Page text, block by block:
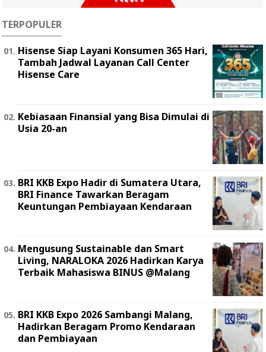
TERPOPULER
Hisense Siap Layani Konsumen 365 Hari,
Tambah Jadwal Layanan Call Center
Hisense Care
Kebiasaan Finansial yang Bisa Dimulai di
Usia 20-an
BRI KKB Expo Hadir di Sumatera Utara,
BRI Finance Tawarkan Beragam
Keuntungan Pembiayaan Kendaraan
Mengusung Sustainable dan Smart
Living, NARALOKA 2026 Hadirkan Karya
Terbaik Mahasiswa BINUS @Malang
BRI KKB Expo 2026 Sambangi Malang,
Hadirkan Beragam Promo Kendaraan
dan Pembiayaan